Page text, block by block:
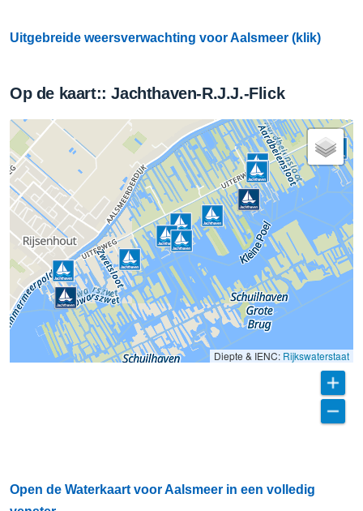
Uitgebreide weersverwachting voor Aalsmeer (klik)
Op de kaart:: Jachthaven-R.J.J.-Flick
Diepte & IENC: Rijkswaterstaat
Open de Waterkaart voor Aalsmeer in een volledig